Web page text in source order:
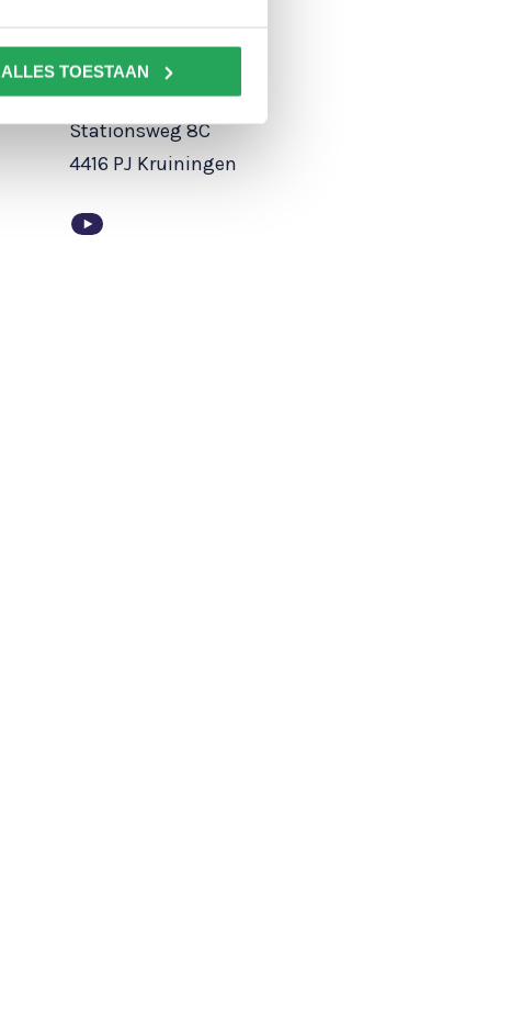
ALLES TOESTAAN
9200 AK Drachten
Vestiging Kruiningen
Stationsweg 8C
4416 PJ Kruiningen